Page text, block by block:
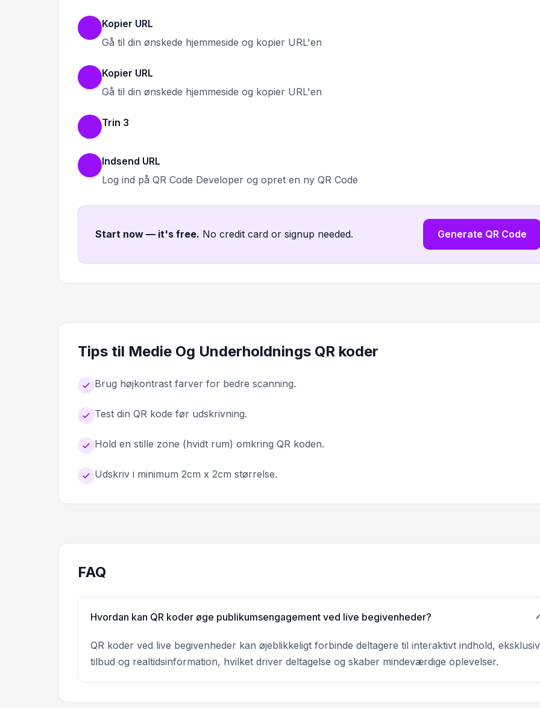
Kopier URL
Gå til din ønskede hjemmeside og kopier URL'en
Kopier URL
Gå til din ønskede hjemmeside og kopier URL'en
Trin 3
Indsend URL
Log ind på QR Code Developer og opret en ny QR Code
Start now — it's free. No credit card or signup needed. Generate QR Code
Tips til Medie Og Underholdnings QR koder
Brug højkontrast farver for bedre scanning.
Test din QR kode før udskrivning.
Hold en stille zone (hvidt rum) omkring QR koden.
Udskriv i minimum 2cm x 2cm størrelse.
FAQ
Hvordan kan QR koder øge publikumsengagement ved live begivenheder?
QR koder ved live begivenheder kan øjeblikkeligt forbinde deltagere til interaktivt indhold,
tilbud og realtidsinformation, hvilket driver deltagelse og skaber mindeværdige oplevelser.